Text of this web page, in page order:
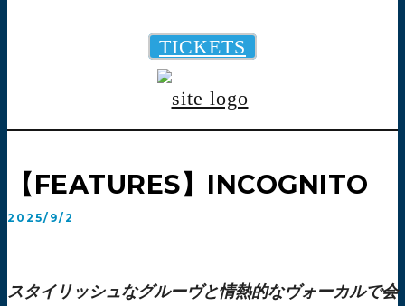
TICKETS
【FEATURES】INCOGNITO
2025/9/2
スタイリッシュなグルーヴと情熱的なヴォーカルで会